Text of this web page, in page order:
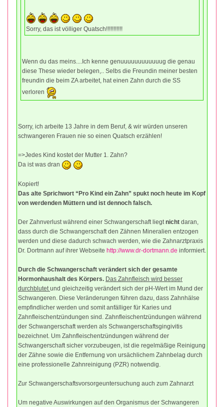
Sorry, das ist völliger Quatsch!!!!!!!!!!!
Wenn du das meins....Ich kenne genuuuuuuuuuuuug die genau
diese These wieder belegen,.. Selbs die Freundin meiner besten
freundin die beim ZA arbeitet, hat einen Zahn durch die SS
verloren
Sorry, ich arbeite 13 Jahre in dem Beruf, & wir würden unseren
schwangeren Frauen nie so einen Quatsch erzählen!
=>Jedes Kind kostet der Mutter 1. Zahn?
Da ist was dran
Kopiert!
Das alte Sprichwort “Pro Kind ein Zahn” spukt noch heute im Kopf
von werdenden Müttern und ist dennoch falsch.
Der Zahnverlust während einer Schwangerschaft liegtnicht daran,
dass durch die Schwangerschaft den Zähnen Mineralien entzogen
werden und diese dadurch schwach werden, wie die Zahnarztpraxis
Dr. Dortmann auf ihrer Webseite http://www.dr-dortmann.de informiert.
Durch die Schwangerschaft verändert sich der gesamte
Hormonhaushalt des Körpers. Das Zahnfleisch wird besser
durchblutetund gleichzeitig verändert sich der pH-Wert im Mund der
Schwangeren. Diese Veränderungen führen dazu, dass Zahnhälse
empfindlicher werden und somit anfälliger für Karies und
Zahnfleischentzündungen sind. Zahnfleischentzündungen während
der Schwangerschaft werden als Schwangerschaftsgingivitis
bezeichnet. Um Zahnfleischentzündungen während der
Schwangerschaft sicher vorzubeugen, ist die regelmäßige Reinigung
der Zähne sowie die Entfernung von ursächlichem Zahnbelag durch
eine professionelle Zahnreinigung (PZR) notwendig.
Zur Schwangerschaftsvorsorgeuntersuchung auch zum Zahnarzt
Um negative Auswirkungen auf den Organismus der Schwangeren